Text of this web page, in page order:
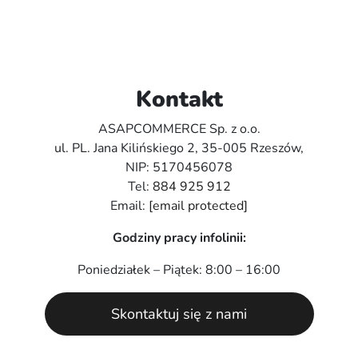
Kontakt
ASAPCOMMERCE Sp. z o.o.
ul. PL. Jana Kilińskiego 2, 35-005 Rzeszów,
NIP: 5170456078
Tel: 884 925 912
Email: [email protected]
Godziny pracy infolinii:
Poniedziałek – Piątek: 8:00 – 16:00
Skontaktuj się z nami